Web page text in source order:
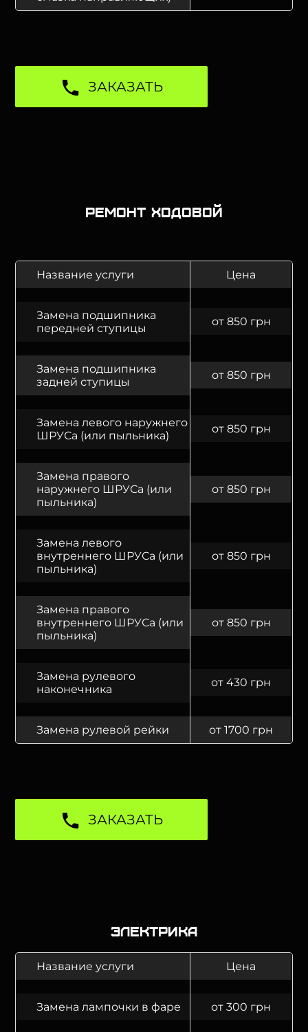
ЗАКАЗАТЬ
Ремонт ходовой
Название услуги Цена
Замена подшипника
передней ступицы
от 850 грн
Замена подшипника
задней ступицы
от 850 грн
Замена левого наружнего
ШРУСа (или пыльника)
от 850 грн
Замена правого
наружнего ШРУСа (или
пыльника)
от 850 грн
Замена левого
внутреннего ШРУСа (или
пыльника)
от 850 грн
Замена правого
внутреннего ШРУСа (или
пыльника)
от 850 грн
Замена рулевого
наконечника
от 430 грн
Замена рулевой рейки от 1700 грн
ЗАКАЗАТЬ
Электрика
Название услуги Цена
Замена лампочки в фаре от 300 грн